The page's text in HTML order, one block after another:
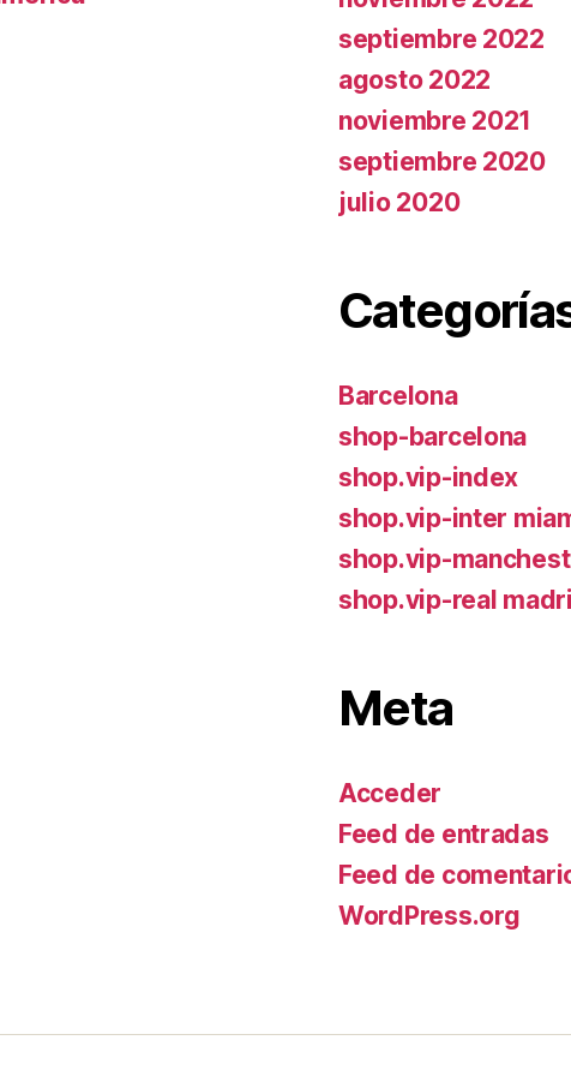
septiembre 2022
agosto 2022
noviembre 2021
septiembre 2020
julio 2020
Barcelona
shop-barcelona
shop.vip-index
shop.vip-inter
shop.vip-
shop.vip-real
Meta
Acceder
Feed de entradas
Feed de
WordPress.org